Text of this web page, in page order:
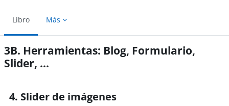
Libro Más
3B. Herramientas: Blog, Formulario,
Slider, ...
4. Slider de imágenes